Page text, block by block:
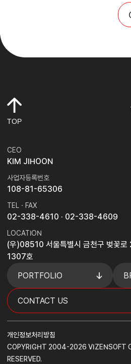
TOP
CEO
KIM JIHOON
사업자등록번호
108-81-65306
TEL · FAX
02-338-4610 · 02-338-4609
LOCATION
(우)08510 서울특별시 금천구 벚꽃
1307호
PORTFOLIO
CONTACT US
개인정보처리방침
COPYRIGHT 2004-2026 VIZENSOFT
RESERVED.